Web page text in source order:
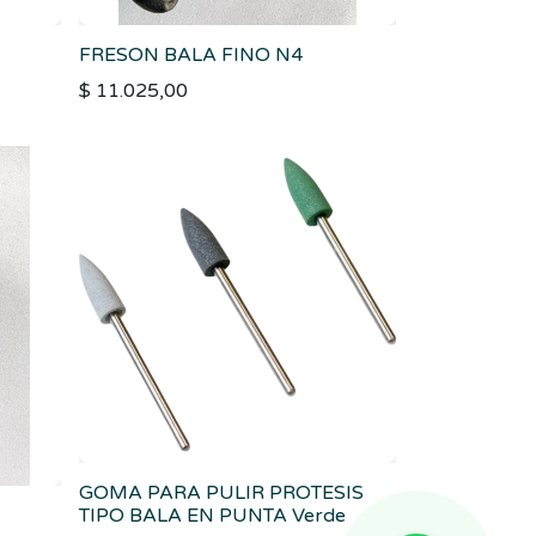
FRESON BALA FINO N4
$ 11.025,00
GOMA PARA PULIR PROTESIS
TIPO BALA EN PUNTA Verde